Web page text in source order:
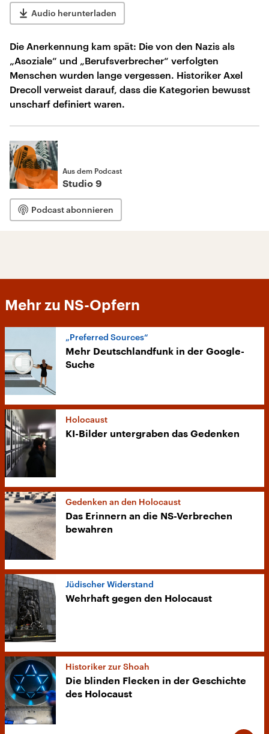
Audio herunterladen
Die Anerkennung kam spät: Die von den Nazis als
„Asoziale“ und „Berufsverbrecher“ verfolgten
Menschen wurden lange vergessen. Historiker Axel
Drecoll verweist darauf, dass die Kategorien bewusst
unscharf definiert waren.
Aus dem Podcast
Studio 9
Podcast abonnieren
Mehr zu NS-Opfern
„Preferred Sources“
Mehr Deutschlandfunk in der Google-
Suche
Holocaust
KI-Bilder untergraben das Gedenken
Gedenken an den Holocaust
Das Erinnern an die NS-Verbrechen
bewahren
Jüdischer Widerstand
Wehrhaft gegen den Holocaust
Historiker zur Shoah
Die blinden Flecken in der Geschichte
des Holocaust